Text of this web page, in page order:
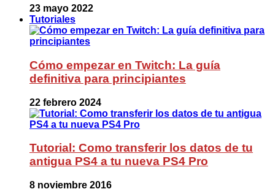
23 mayo 2022
Tutoriales
Cómo empezar en Twitch: La guía
definitiva para principiantes
22 febrero 2024
Tutorial: Como transferir los datos de tu
antigua PS4 a tu nueva PS4 Pro
8 noviembre 2016